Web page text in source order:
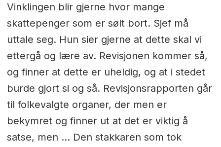
Vinklingen blir gjerne hvor mange
skattepenger som er sølt bort. Sjef må
uttale seg. Hun sier gjerne at dette skal vi
ettergå og lære av. Revisjonen kommer så,
og finner at dette er uheldig, og at i stedet
burde gjort si og så. Revisjonsrapporten går
til folkevalgte organer, der men er
bekymret og finner ut at det er viktig å
satse, men … Den stakkaren som tok